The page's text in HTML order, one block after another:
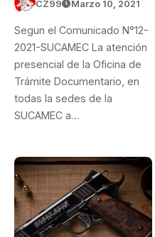
CZ99 Marzo 10, 2021
Segun el Comunicado N°12-
2021-SUCAMEC La atención
presencial de la Oficina de
Trámite Documentario, en
todas la sedes de la
SUCAMEC a…
TiroDefensivoPeru
Julio 30, 2026